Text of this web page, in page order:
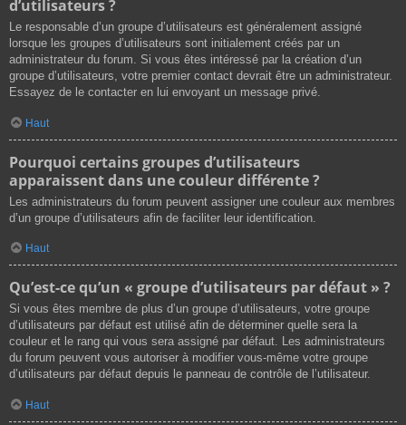
d’utilisateurs ?
Le responsable d’un groupe d’utilisateurs est généralement assigné
lorsque les groupes d’utilisateurs sont initialement créés par un
administrateur du forum. Si vous êtes intéressé par la création d’un
groupe d’utilisateurs, votre premier contact devrait être un administrateur.
Essayez de le contacter en lui envoyant un message privé.
Haut
Pourquoi certains groupes d’utilisateurs
apparaissent dans une couleur différente ?
Les administrateurs du forum peuvent assigner une couleur aux membres
d’un groupe d’utilisateurs afin de faciliter leur identification.
Haut
Qu’est-ce qu’un « groupe d’utilisateurs par défaut » ?
Si vous êtes membre de plus d’un groupe d’utilisateurs, votre groupe
d’utilisateurs par défaut est utilisé afin de déterminer quelle sera la
couleur et le rang qui vous sera assigné par défaut. Les administrateurs
du forum peuvent vous autoriser à modifier vous-même votre groupe
d’utilisateurs par défaut depuis le panneau de contrôle de l’utilisateur.
Haut